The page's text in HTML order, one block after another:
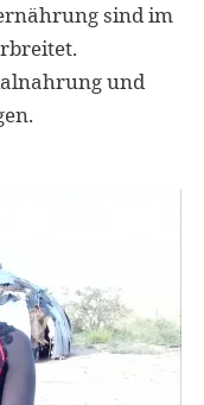
sind im
und
nutzen
helfen